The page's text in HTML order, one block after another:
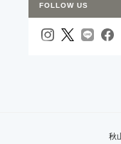
FOLLOW US
秋